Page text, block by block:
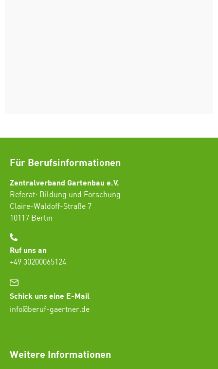
Für Berufsinformationen
Zentralverband Gartenbau e.V.
Referat: Bildung und Forschung
Claire-Waldoff-Straße 7
10117 Berlin
Ruf uns an
+49 30200065124
Schick uns eine E-Mail
info@beruf-gaertner.de
Weitere Informationen